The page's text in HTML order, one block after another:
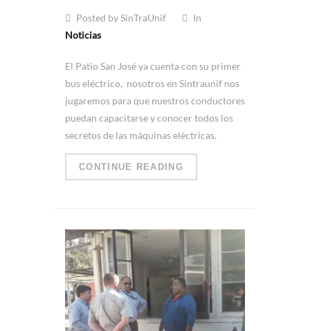
Posted by SinTraUnif
In
Noticias
El Patio San José ya cuenta con su primer
bus eléctrico, nosotros en Sintraunif nos
jugaremos para que nuestros conductores
puedan capacitarse y conocer todos los
secretos de las máquinas eléctricas.
CONTINUE READING